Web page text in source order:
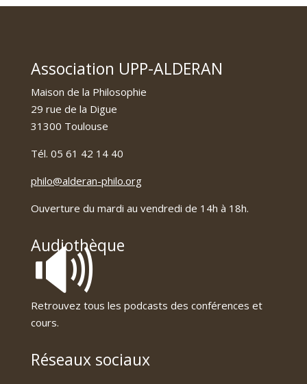
Association UPP-ALDERAN
Maison de la Philosophie
29 rue de la Digue
31300 Toulouse
Tél. 05 61 42 14 40
philo@alderan-philo.org
Ouverture du mardi au vendredi de 14h à 18h.
Audiothèque
🔊
Retrouvez tous les podcasts des conférences et
cours.
Réseaux sociaux